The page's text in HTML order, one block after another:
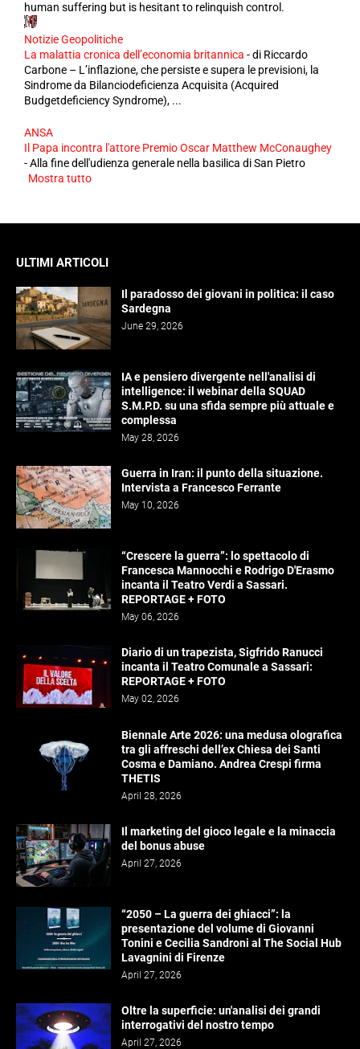
human suffering but is hesitant to relinquish control.
Notizie Geopolitiche
La malattia cronica dell’economia britannica -di Riccardo
Carbone – L’inflazione, che persiste e supera le previsioni, la
Sindrome da Bilanciodeficienza Acquisita (Acquired
Budgetdeficiency Syndrome), ...
ANSA
Il Papa incontra l'attore Premio Oscar Matthew McConaughey
-Alla fine dell'udienza generale nella basilica di San Pietro
Mostra tutto
ULTIMI ARTICOLI
Il paradosso dei giovani in politica: il caso
Sardegna
June 29, 2026
IA e pensiero divergente nell'analisi di
intelligence: il webinar della SQUAD
S.M.P.D. su una sfida sempre più attuale e
complessa
May 28, 2026
Guerra in Iran: il punto della situazione.
Intervista a Francesco Ferrante
May 10, 2026
“Crescere la guerra”: lo spettacolo di
Francesca Mannocchi e Rodrigo D'Erasmo
incanta il Teatro Verdi a Sassari.
REPORTAGE + FOTO
May 06, 2026
Diario di un trapezista, Sigfrido Ranucci
incanta il Teatro Comunale a Sassari:
REPORTAGE + FOTO
May 02, 2026
Biennale Arte 2026: una medusa olografica
tra gli affreschi dell’ex Chiesa dei Santi
Cosma e Damiano. Andrea Crespi firma
THETIS
April 28, 2026
Il marketing del gioco legale e la minaccia
del bonus abuse
April 27, 2026
“2050 – La guerra dei ghiacci”: la
presentazione del volume di Giovanni
Tonini e Cecilia Sandroni al The Social Hub
Lavagnini di Firenze
April 27, 2026
Oltre la superficie: un'analisi dei grandi
interrogativi del nostro tempo
April 27, 2026